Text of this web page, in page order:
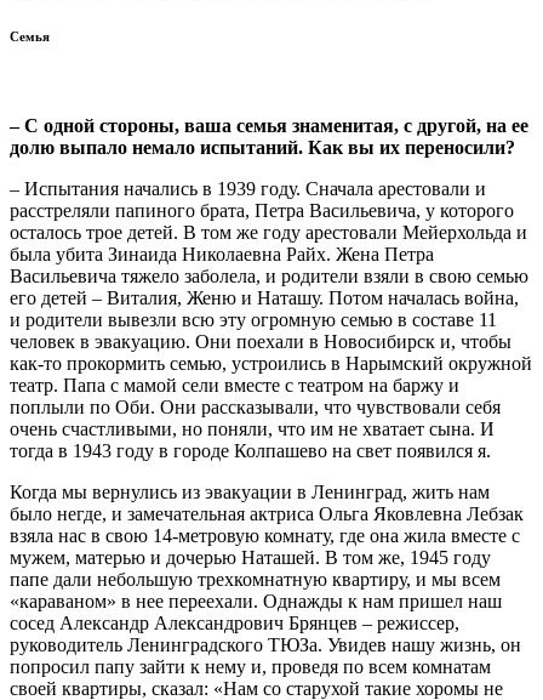
Семья
– С одной стороны, ваша семья знаменитая, с другой, на ее
долю выпало немало испытаний. Как вы их переносили?
– Испытания начались в 1939 году. Сначала арестовали и
расстреляли папиного брата, Петра Васильевича, у которого
осталось трое детей. В том же году арестовали Мейерхольда и
была убита Зинаида Николаевна Райх. Жена Петра
Васильевича тяжело заболела, и родители взяли в свою семью
его детей – Виталия, Женю и Наташу. Потом началась война,
и родители вывезли всю эту огромную семью в составе 11
человек в эвакуацию. Они поехали в Новосибирск и, чтобы
как-то прокормить семью, устроились в Нарымский окружной
театр. Папа с мамой сели вместе с театром на баржу и
поплыли по Оби. Они рассказывали, что чувствовали себя
очень счастливыми, но поняли, что им не хватает сына. И
тогда в 1943 году в городе Колпашево на свет появился я.
Когда мы вернулись из эвакуации в Ленинград, жить нам
было негде, и замечательная актриса Ольга Яковлевна Лебзак
взяла нас в свою 14-метровую комнату, где она жила вместе с
мужем, матерью и дочерью Наташей. В том же, 1945 году
папе дали небольшую трехкомнатную квартиру, и мы всем
«караваном» в нее переехали. Однажды к нам пришел наш
сосед Александр Александрович Брянцев – режиссер,
руководитель Ленинградского ТЮЗа. Увидев нашу жизнь, он
попросил папу зайти к нему и, проведя по всем комнатам
своей квартиры, сказал: «Нам со старухой такие хоромы не